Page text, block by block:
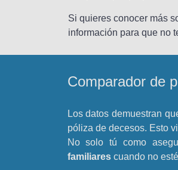
Si quieres conocer más
información para que no
Comparador de
Los datos demuestran
póliza de decesos. Esto
No solo tú como
familiarescuando no